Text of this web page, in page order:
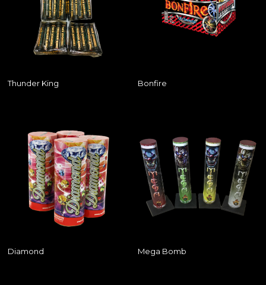
Thunder King Bonfire
Diamond Mega Bomb